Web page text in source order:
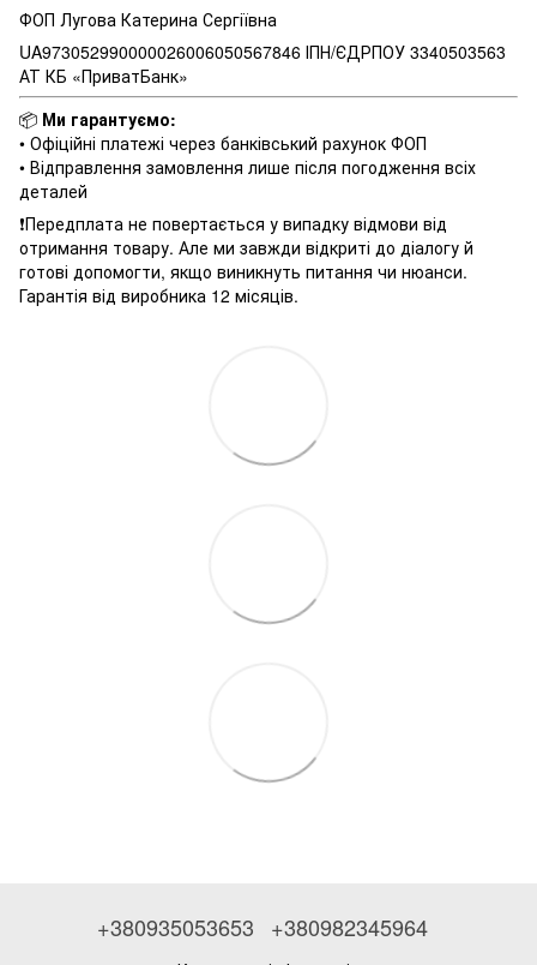
ФОП Лугова Катерина Сергіївна
UA973052990000026006050567846 ІПН/ЄДРПОУ 3340503563
АТ КБ «ПриватБанк»
📦 Ми гарантуємо:
• Офіційні платежі через банківський рахунок ФОП
• Відправлення замовлення лише після погодження всіх
деталей
❗️Передплата не повертається у випадку відмови від
отримання товару. Але ми завжди відкриті до діалогу й
готові допомогти, якщо виникнуть питання чи нюанси.
Гарантія від виробника 12 місяців.
+380935053653 +380982345964